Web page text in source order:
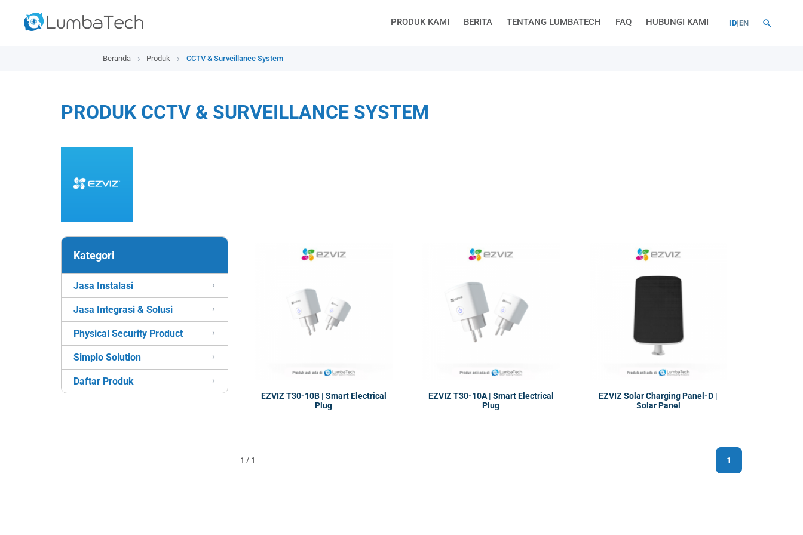
PRODUK KAMI BERITA TENTANG LUMBATECH FAQ HUBUNGI KAMI ID|EN
Beranda Produk CCTV & Surveillance System
PRODUK CCTV & SURVEILLANCE SYSTEM
Kategori
Jasa Instalasi
Jasa Integrasi & Solusi
Physical Security Product
Simplo Solution
Daftar Produk
EZVIZ T30-10B | Smart Electrical
Plug
EZVIZ T30-10A | Smart Electrical
Plug
EZVIZ Solar Charging Panel-D |
Solar Panel
1 / 1 1